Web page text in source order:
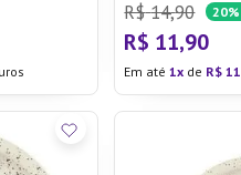
R$ 14,90 20%
R$ 11,90
Em até1 de R$ 11